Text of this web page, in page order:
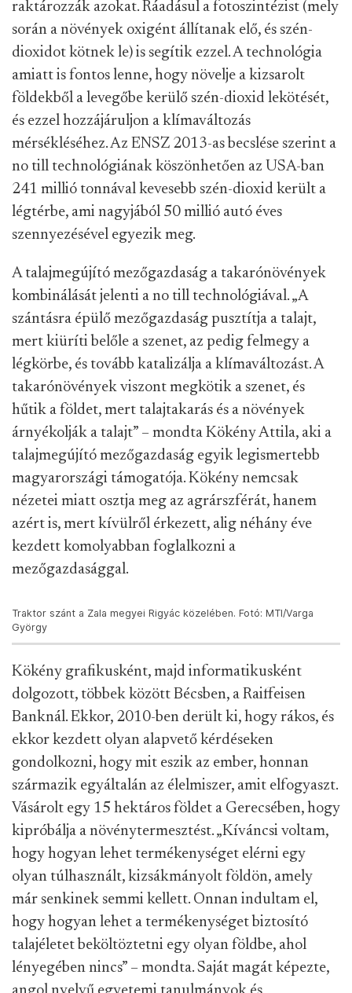
raktározzák azokat. Ráadásul a fotoszintézist (mely
során a növények oxigént állítanak elő, és szén-
dioxidot kötnek le) is segítik ezzel. A technológia
amiatt is fontos lenne, hogy növelje a kizsarolt
földekből a levegőbe kerülő szén-dioxid lekötését,
és ezzel hozzájáruljon a klímaváltozás
mérsékléséhez. Az ENSZ 2013-as becslése szerint a
no till technológiának köszönhetően az USA-ban
241 millió tonnával kevesebb szén-dioxid került a
légtérbe, ami nagyjából 50 millió autó éves
szennyezésével egyezik meg.
A talajmegújító mezőgazdaság a takarónövények
kombinálását jelenti a no till technológiával. „A
szántásra épülő mezőgazdaság pusztítja a talajt,
mert kiüríti belőle a szenet, az pedig felmegy a
légkörbe, és tovább katalizálja a klímaváltozást. A
takarónövények viszont megkötik a szenet, és
hűtik a földet, mert talajtakarás és a növények
árnyékolják a talajt” – mondta Kökény Attila, aki a
talajmegújító mezőgazdaság egyik legismertebb
magyarországi támogatója. Kökény nemcsak
nézetei miatt osztja meg az agrárszférát, hanem
azért is, mert kívülről érkezett, alig néhány éve
kezdett komolyabban foglalkozni a
mezőgazdasággal.
Traktor szánt a Zala megyei Rigyác közelében. Fotó: MTI/Varga
György
Kökény grafikusként, majd informatikusként
dolgozott, többek között Bécsben, a Raiffeisen
Banknál. Ekkor, 2010-ben derült ki, hogy rákos, és
ekkor kezdett olyan alapvető kérdéseken
gondolkozni, hogy mit eszik az ember, honnan
származik egyáltalán az élelmiszer, amit elfogyaszt.
Vásárolt egy 15 hektáros földet a Gerecsében, hogy
kipróbálja a növénytermesztést. „Kíváncsi voltam,
hogy hogyan lehet termékenységet elérni egy
olyan túlhasznált, kizsákmányolt földön, amely
már senkinek semmi kellett. Onnan indultam el,
hogy hogyan lehet a termékenységet biztosító
talajéletet beköltöztetni egy olyan földbe, ahol
lényegében nincs” – mondta. Saját magát képezte,